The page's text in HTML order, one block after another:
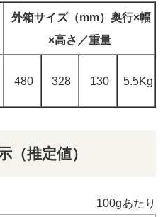
外箱サイズ（mm）奥行×幅
×高さ／重量
480 328 130 5.5Kg
（推定値）
100gあたり